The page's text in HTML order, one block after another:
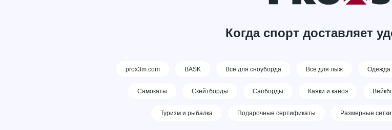
Когда спорт доставляет
prox3m.com BASK Все для сноуборда Все для лыж Одежда
Самокаты Скейтборды Сапборды Каяки и каноэ
Туризм и рыбалка Подарочные сертификаты Размерные сетки